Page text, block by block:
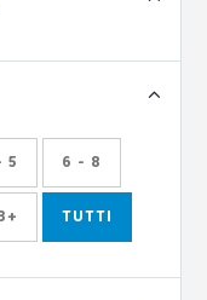
5 6 - 8
TUTTI